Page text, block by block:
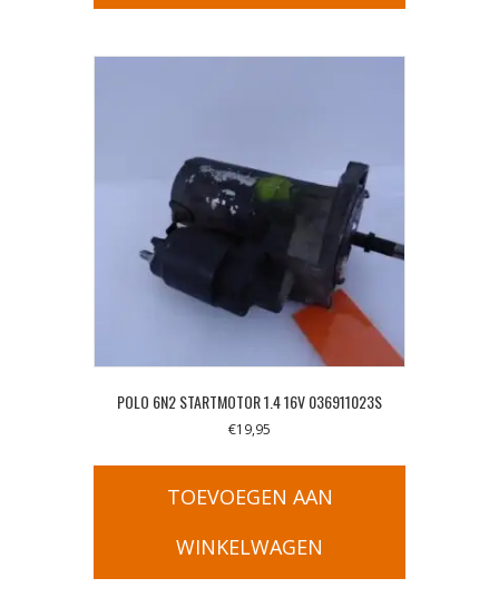
POLO 6N2 STARTMOTOR 1.4 16V 036911023S
€19,95
TOEVOEGEN AAN
WINKELWAGEN